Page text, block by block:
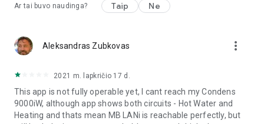
Ar tai buvo naudinga? Taip Ne
Aleksandras Zubkovas more_vert
2021 m. lapkričio 17 d.
This app is not fully operable yet, I cant reach my Condens
9000iW, although app shows both circuits - Hot Water and
Heating and thats mean MB LANi is reachable perfectly, but